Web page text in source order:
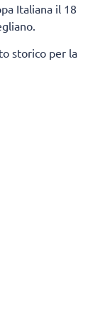
Italiana il 18
storico per la